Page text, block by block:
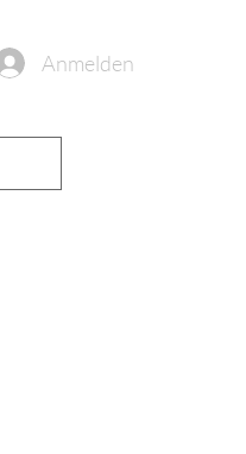
Anmelden